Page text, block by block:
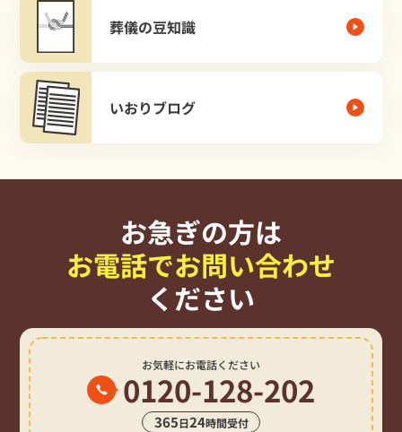
葬儀の豆知識
いおりブログ
お急ぎの方は
お電話でお問い合わせ
ください
お気軽にお電話ください
0120-128-202
365日24時間受付